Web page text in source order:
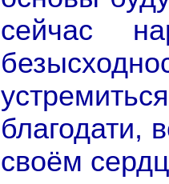
сейчас
благодати,
своём